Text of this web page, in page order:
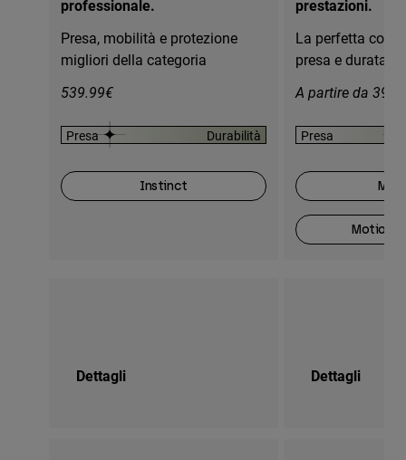
professionale.
Presa, mobilità e protezione
migliori della categoria
539.99€
Presa Durabilità
Instinct
prestazioni.
La perfetta
presa e durata
A partire da
Presa
Motion
Dettagli Dettagli